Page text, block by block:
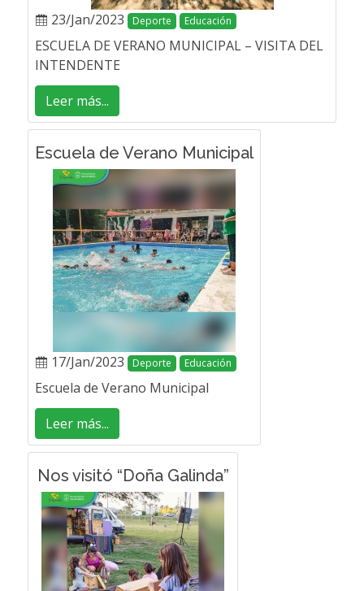
23/Jan/2023 Deporte Educación
ESCUELA DE VERANO MUNICIPAL – VISITA DEL
INTENDENTE
Leer más...
Escuela de Verano Municipal
17/Jan/2023 Deporte Educación
Escuela de Verano Municipal
Leer más...
Nos visitó “Doña Galinda”